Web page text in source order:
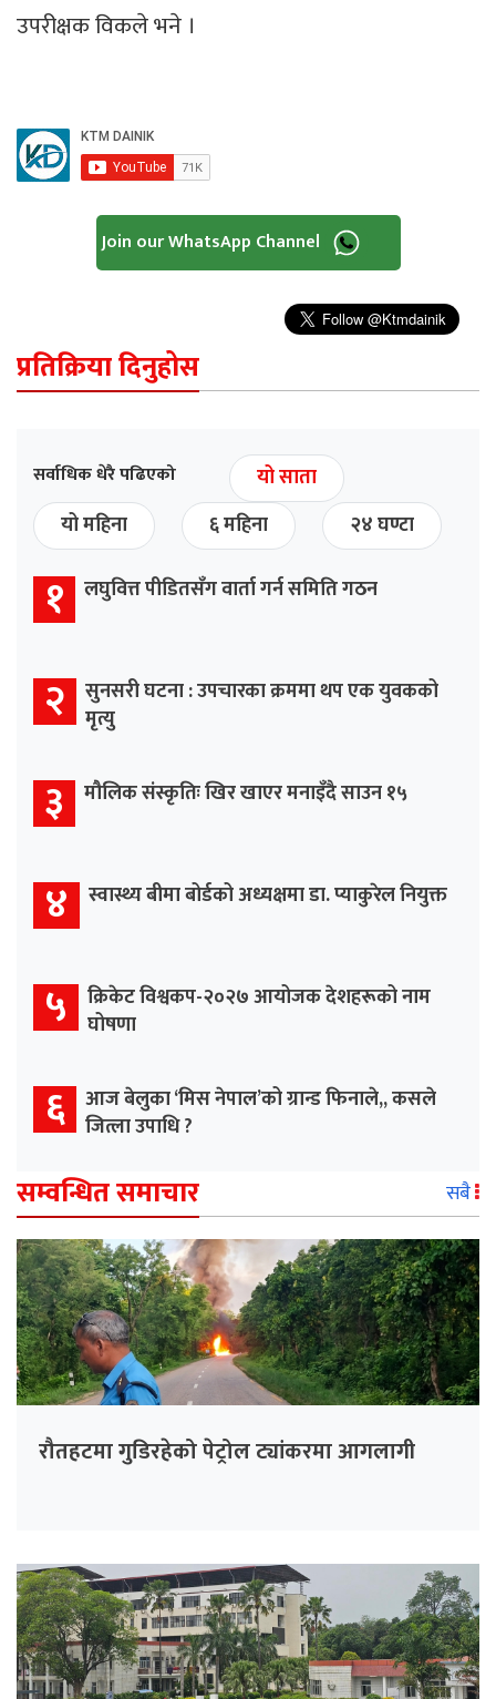
उपरीक्षक विकले भने ।
Join our WhatsApp Channel
प्रतिक्रिया दिनुहोस
सर्वाधिक धेरै पढिएको
यो साता
यो महिना
६ महिना २४ घण्टा
१ लघुवित्त पीडितसँग वार्ता गर्न समिति गठन
२ सुनसरी घटना : उपचारका क्रममा थप एक युवकको
मृत्यु
३ मौलिक संस्कृतिः खिर खाएर मनाइँदै साउन १५
४ स्वास्थ्य बीमा बोर्डको अध्यक्षमा डा. प्याकुरेल नियुक्त
५ क्रिकेट विश्वकप-२०२७ आयोजक देशहरूको नाम
घोषणा
६ आज बेलुका ‘मिस नेपाल’को ग्रान्ड फिनाले,, कसले
जित्ला उपाधि ?
सम्वन्धित समाचार सबै
रौतहटमा गुडिरहेको पेट्रोल ट्यांकरमा आगलागी